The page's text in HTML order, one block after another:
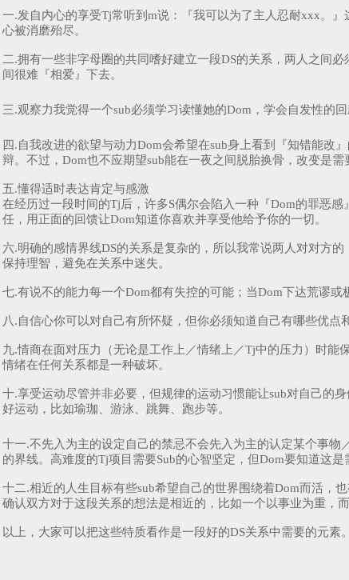
一.发自内心的享受Tj常听到m说：『我可以为了主人忍耐xxx。
心被消磨殆尽。
二.拥有一些非字母圈的共同嗜好建立一段DS的关系，两人之间
间很难『相爱』下去。
三.观察力我觉得一个sub必须学习读懂她的Dom，学会自发性的
四.自我改进的欲望与动力Dom会希望在sub身上看到『知错能改
辩。不过，Dom也不应期望sub能在一夜之间脱胎换骨，改变是需
五.懂得适时表达肯定与感激
在经历过一段时间的Tj后，许多S偶尔会陷入一种『Dom的罪恶
任，用正面的回馈让Dom知道你喜欢并享受他给予你的一切。
六.明确的感情界线DS的关系是复杂的，所以我常说两人对对方
保持理智，避免在关系中迷失。
七.有说不的能力每一个Dom都有失控的可能；当Dom下达荒谬
八.自信心你可以对自己有所怀疑，但你必须知道自己有哪些优点
九.情商在面对压力（无论是工作上／情绪上／Tj中的压力）时
情绪在任何关系都是一种破坏。
十.享受运动尽管并非必要，但规律的运动习惯能让sub对自己的
好运动，比如瑜珈、游泳、跳舞、跑步等。
十一.不先入为主的设定自己的禁忌不会先入为主的认定某个事
的界线。高难度的Tj项目需要Sub的心智坚定，但Dom要知道这是
十二.相近的人生目标有些sub希望自己的世界围绕着Dom而活，
确认双方对于这段关系的想法是相近的，比如一个以事业为重，
以上，大家可以把这些特质看作是一段好的DS关系中需要的元素